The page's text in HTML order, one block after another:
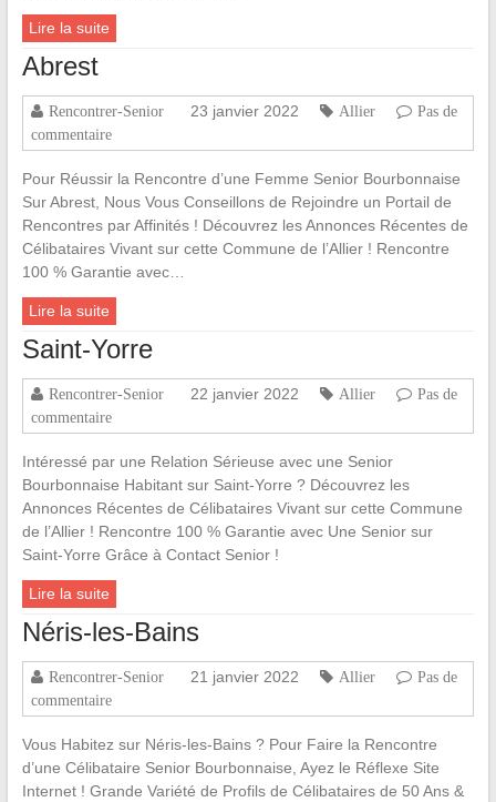
Lire la suite
Abrest
Rencontrer-Senior 23 janvier 2022 Allier
Pas de
commentaire
Pour Réussir la Rencontre d’une Femme Senior Bourbonnaise
Sur Abrest, Nous Vous Conseillons de Rejoindre un Portail de
Rencontres par Affinités ! Découvrez les Annonces Récentes de
Célibataires Vivant sur cette Commune de l’Allier ! Rencontre
100 % Garantie avec…
Lire la suite
Saint-Yorre
Rencontrer-Senior 22 janvier 2022 Allier
Pas de
commentaire
Intéressé par une Relation Sérieuse avec une Senior
Bourbonnaise Habitant sur Saint-Yorre ? Découvrez les
Annonces Récentes de Célibataires Vivant sur cette Commune
de l’Allier ! Rencontre 100 % Garantie avec Une Senior sur
Saint-Yorre Grâce à Contact Senior !
Lire la suite
Néris-les-Bains
Rencontrer-Senior 21 janvier 2022 Allier
Pas de
commentaire
Vous Habitez sur Néris-les-Bains ? Pour Faire la Rencontre
d’une Célibataire Senior Bourbonnaise, Ayez le Réflexe Site
Internet ! Grande Variété de Profils de Célibataires de 50 Ans &